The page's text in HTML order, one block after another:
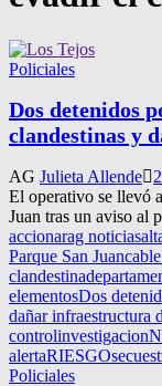
Policiales
Dos detenidos
clandestinas y
AG Julieta Allende
El operativo se llevó
Juan tras un aviso al
accionarag noticias
Parque San Juan
clandestina
elementosDos
dañar infraestructura
controlinvestigacion
alertaRIESGO
Policiales